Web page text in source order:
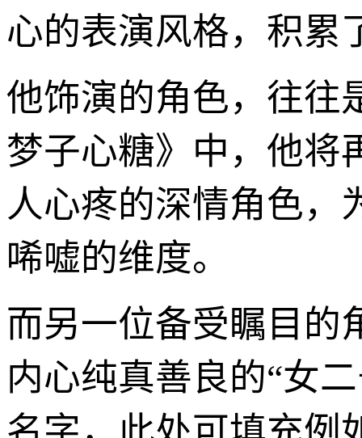
心的表演风格，积累
他饰演的角色，往往
梦子心糖》中，他将
人心疼的深情角色，
唏嘘的维度。
而另一位备受瞩目的
内心纯真善良的“女